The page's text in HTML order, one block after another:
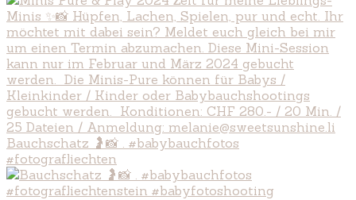
Bauchschatz 🤰📸 . #babybauchfotos
#fotografliechten